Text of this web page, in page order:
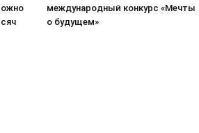
международный конкурс «Мечты
о будущем»